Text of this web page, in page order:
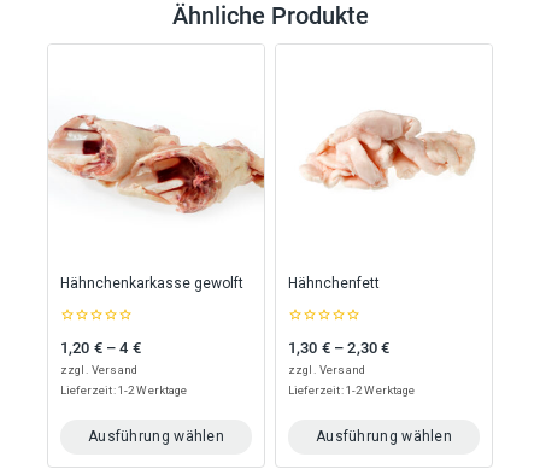
Ähnliche Produkte
Hähnchenkarkasse gewolft
out
of
1,20 € –4 €Preisspanne: 1,20 € bis 4 €
zzgl. Versand
Lieferzeit: 1-2 Werktage
Ausführung wählen
Dieses
Hähnchenfett
out
of
1,30 € –2,30€Preisspanne: 1,30 € bis 2,30 €
zzgl. Versand
Lieferzeit: 1-2 Werktage
Ausführung wählen
Dieses